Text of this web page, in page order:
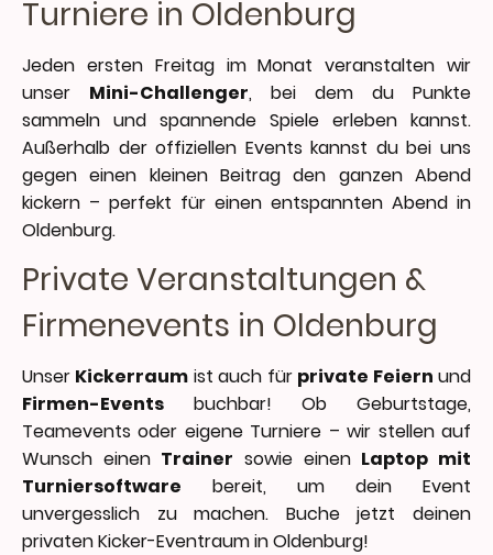
Jeden ersten Freitag im Monat veranstalten wir
unser Mini-Challenger, bei dem du Punkte
sammeln und spannende Spiele erleben kannst.
Außerhalb der offiziellen Events kannst du bei uns
gegen einen kleinen Beitrag den ganzen Abend
kickern – perfekt für einen entspannten Abend in
Oldenburg.
Turniere in Oldenburg
Unser Kickerraum ist auch für private Feiern und
Firmen-Events buchbar! Ob Geburtstage,
Teamevents oder eigene Turniere – wir stellen auf
Wunsch einen Trainer sowie einen Laptop mit
Turniersoftware bereit, um dein Event
unvergesslich zu machen. Buche jetzt deinen
privaten Kicker-Eventraum in Oldenburg!
Private Veranstaltungen &
Firmenevents in Oldenburg